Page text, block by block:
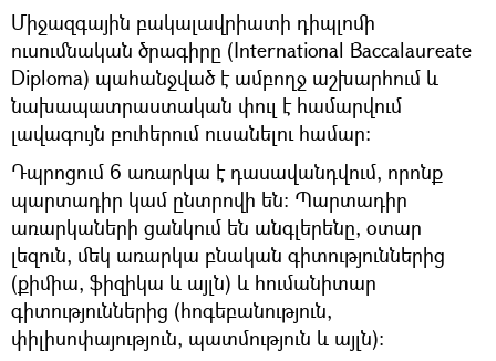
Միջազգային բակալավրիատի դիպլոմի
ուսումնական ծրագիրը (International Baccalaureate
Diploma) պահանջված է ամբողջ աշխարհում և
նախապատրաստական փուլ է համարվում
լավագույն բուհերում ուսանելու համար։
Դպրոցում 6 առարկա է դասավանդվում, որոնք
պարտադիր կամ ընտրովի են։ Պարտադիր
առարկաների ցանկում են անգլերենը, օտար
լեզուն, մեկ առարկա բնական գիտություններից
(քիմիա, ֆիզիկա և այլն) և հումանիտար
գիտություններից (հոգեբանություն,
փիլիսոփայություն, պատմություն և այլն)։